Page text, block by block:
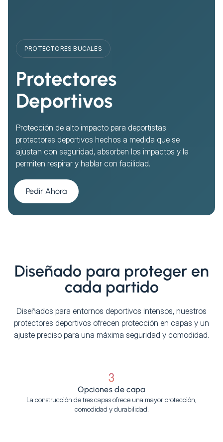
PROTECTORES BUCALES
Protectores
Deportivos
Protección de alto impacto para deportistas:
protectores deportivos hechos a medida que se
ajustan con seguridad, absorben los impactos y le
permiten respirar y hablar con facilidad.
Pedir Ahora
Diseñado para proteger en
cada partido
Diseñados para entornos deportivos intensos, nuestros
protectores deportivos ofrecen protección en capas y un
ajuste preciso para una máxima seguridad y comodidad.
3
Opciones de capa
La construcción de tres capas ofrece una mayor protección,
comodidad y durabilidad.